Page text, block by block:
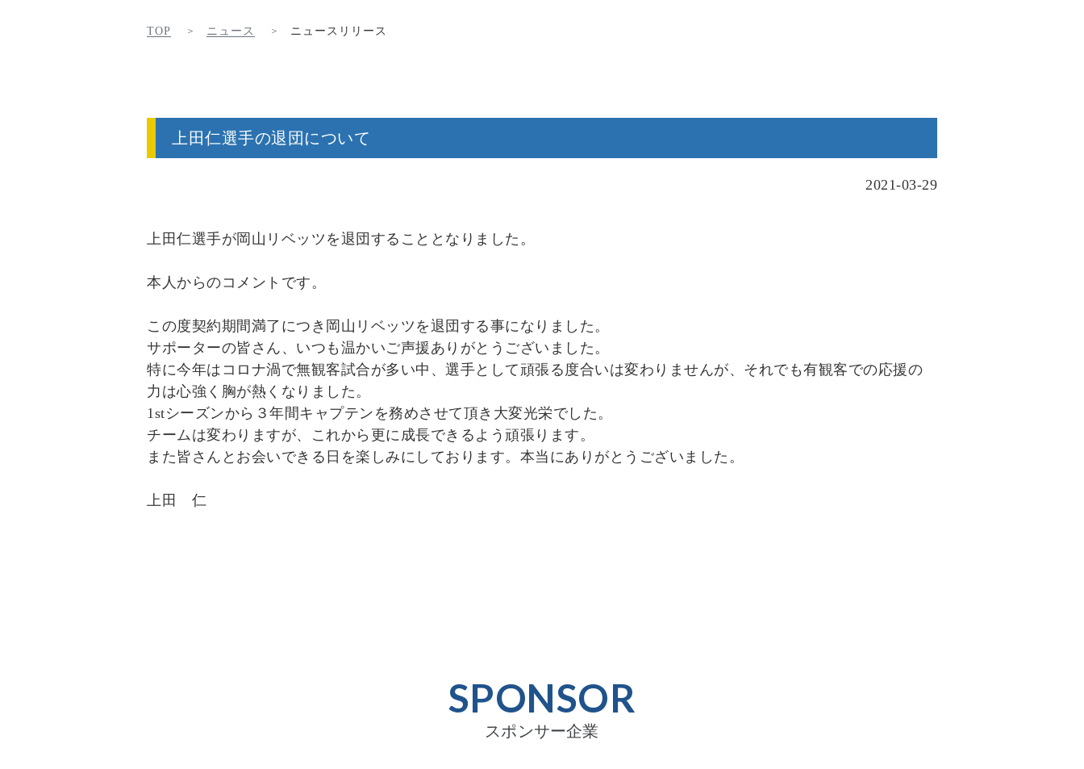
TOP ニュース ニュースリリース
上田仁選手の退団について
2021-03-29
上田仁選手が岡山リベッツを退団することとなりました。
本人からのコメントです。
この度契約期間満了につき岡山リベッツを退団する事になりました。
サポーターの皆さん、いつも温かいご声援ありがとうございました。
特に今年はコロナ渦で無観客試合が多い中、選手として頑張る度合いは変わりませんが、それでも有観客での応援の
力は心強く胸が熱くなりました。
1stシーズンから３年間キャプテンを務めさせて頂き大変光栄でした。
チームは変わりますが、これから更に成長できるよう頑張ります。
また皆さんとお会いできる日を楽しみにしております。本当にありがとうございました。
上田 仁
SPONSOR
スポンサー企業